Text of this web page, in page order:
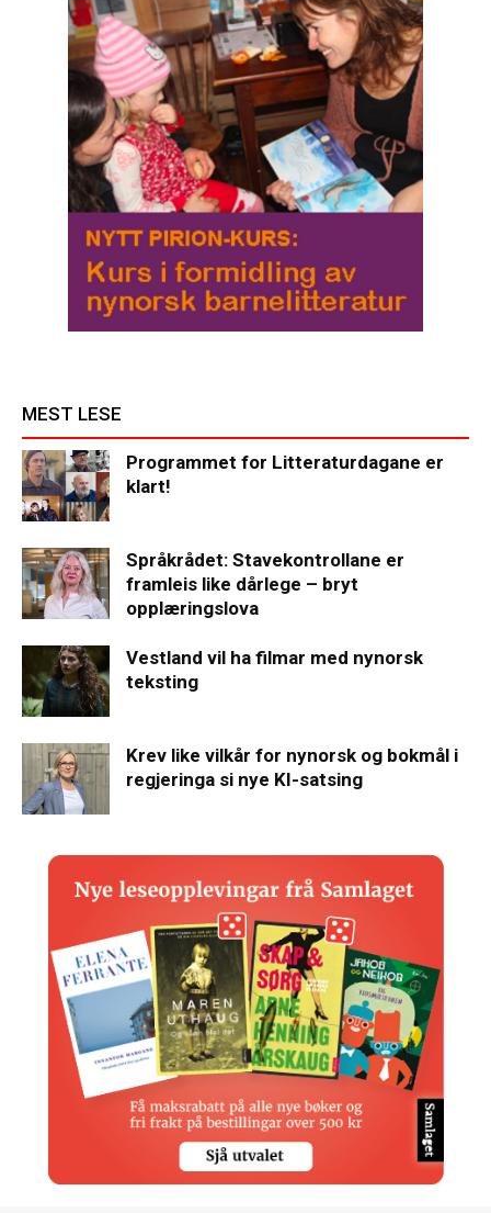
MEST LESE
Programmet for Litteraturdagane er
klart!
Språkrådet: Stavekontrollane er
framleis like dårlege – bryt
opplæringslova
Vestland vil ha filmar med nynorsk
teksting
Krev like vilkår for nynorsk og bokmål i
regjeringa si nye KI-satsing